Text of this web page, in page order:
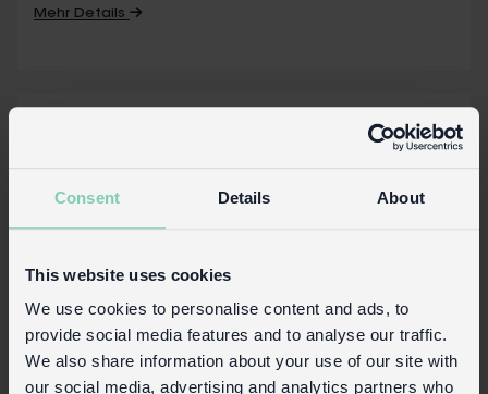
Consent Details About
This website uses cookies
We use cookies to personalise content and ads, to
provide social media features and to analyse our traffic.
We also share information about your use of our site with
our social media, advertising and analytics partners who
Mehr Details